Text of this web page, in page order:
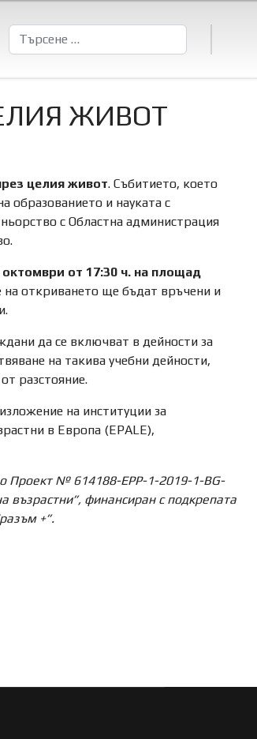
Търсене
ЖИВОТ
целия живот. Събитието, което
образованието и науката с
с Областна администрация
октомври от 17:30 ч. на площад
откриването ще бъдат връчени и
да се включват в дейности за
на такива учебни дейности,
разстояние.
на институции за
в Европа (EPALE),
Проект№614188-EPP-1-2019-1-BG-
възрастни”, финансиран с подкрепата
+”.